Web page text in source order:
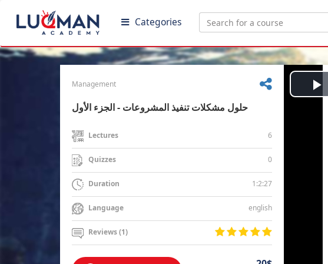
Categories
Management
حلول مشكلات تنفيذ المشروعات - الجزء الأول
Lectures 6
Quizzes 0
Duration 1:2:27
Language english
Reviews (1)